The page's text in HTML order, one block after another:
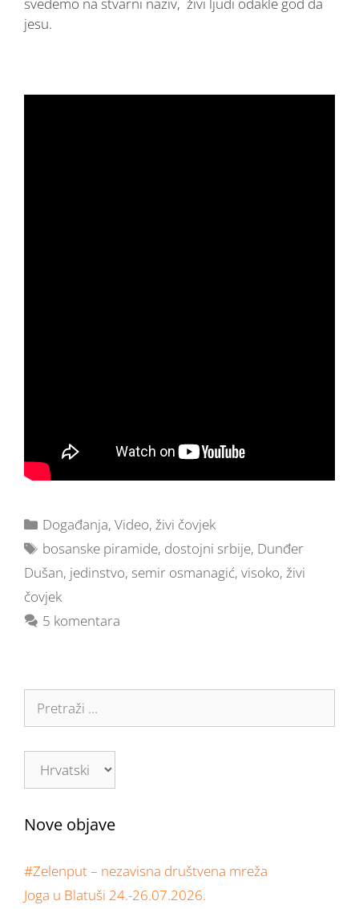
jesu.
Događanja,Video,živi čovjek
bosanske piramide, dostojni srbije, Dunđer
Dušan, jedinstvo, semir osmanagić, visoko, živi
čovjek
5 komentara
Nove objave
#Zelenput – nezavisna društvena mreža
Joga u Blatuši 24.-26.07.2026.